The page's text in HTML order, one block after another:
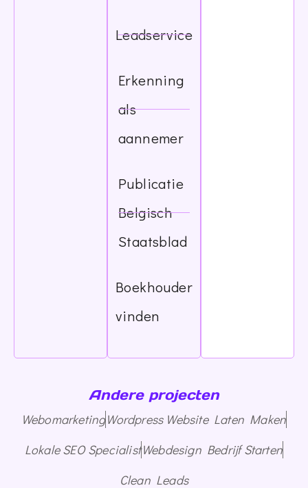
Leadservice
Erkenning
als
aannemer
Publicatie
Belgisch
Staatsblad
Boekhouder
vinden
Andere projecten
WebomarketingWordpress Website Laten Maken
Lokale SEO SpecialistWebdesign Bedrijf Starten
Clean Leads